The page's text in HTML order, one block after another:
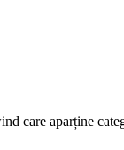
care aparține